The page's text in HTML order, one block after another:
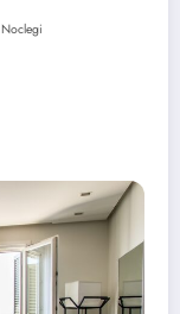
Noclegi